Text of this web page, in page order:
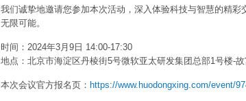
我们诚挚地邀请您参加本次活动，深入体验科技与智慧的精
无限可能。
时间：2024年3月9日 14:00-17:30
地点：北京市海淀区丹棱街5号微软亚太研发集团总部1号楼-
本次会议官方报名页： https://www.huodongxing.com/event/